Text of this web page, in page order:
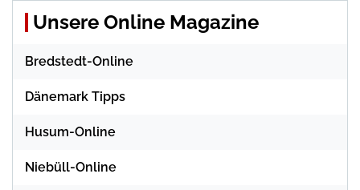
Unsere Online Magazine
Bredstedt-Online
Dänemark Tipps
Husum-Online
Niebüll-Online